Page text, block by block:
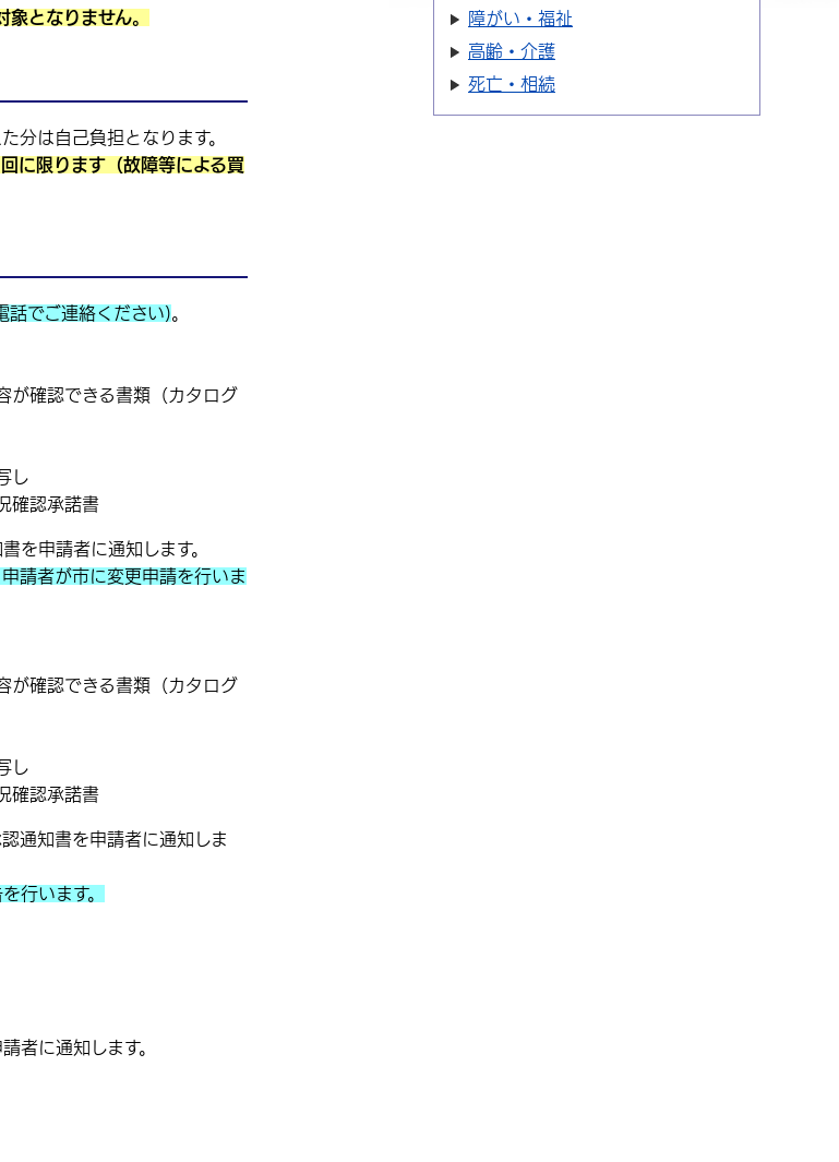
となりません。
分は自己負担となります。
に限ります（故障等による買
話でご連絡ください)。
が確認できる書類（カタログ
し
確認承諾書
を申請者に通知します。
請者が市に変更申請を行いま
が確認できる書類（カタログ
し
確認承諾書
通知書を申請者に通知しま
行います。
者に通知します。
障がい・福祉
高齢・介護
死亡・相続